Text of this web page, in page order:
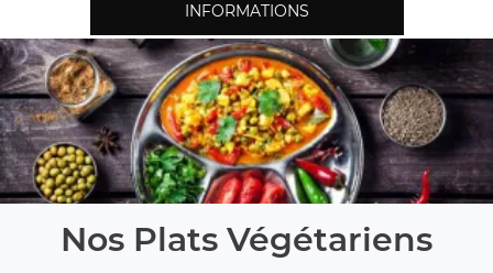
INFORMATIONS
Nos Plats Végétariens